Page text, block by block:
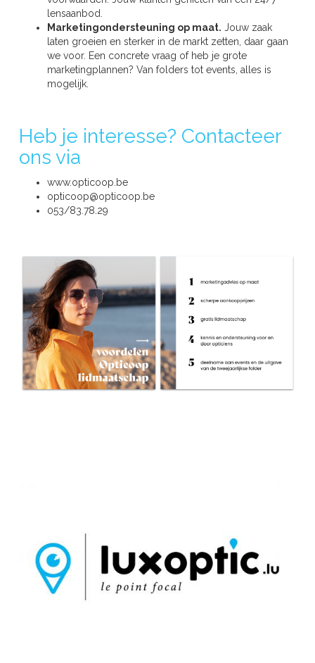
lensaanbod.
Marketingondersteuning op maat. Jouw zaak
laten groeien en sterker in de markt zetten, daar gaan
we voor. Een concrete vraag of heb je grote
marketingplannen? Van folders tot events, alles is
mogelijk.
Heb je interesse? Contacteer
ons via
www.opticoop.be
opticoop@opticoop.be
053/83.78.29